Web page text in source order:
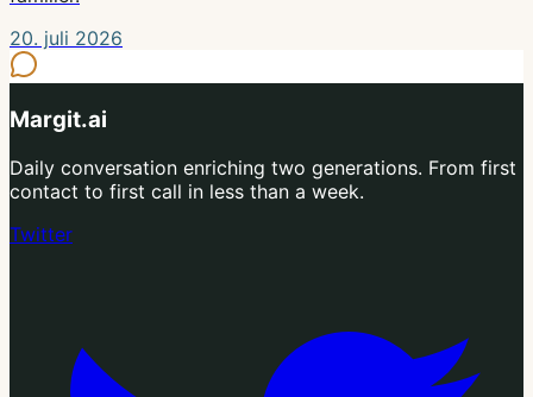
20. juli 2026
Margit.ai
Daily conversation enriching two generations. From first
contact to first call in less than a week.
Twitter